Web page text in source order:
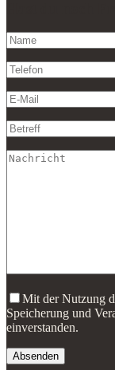
Mit der Nutzung
Speicherung und
einverstanden.